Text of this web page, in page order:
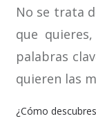
No se trata
que
palabras
quieren las
¿Cómo